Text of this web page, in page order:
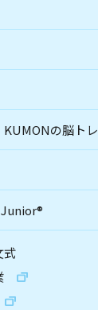
の脳トレ
Junior®
式